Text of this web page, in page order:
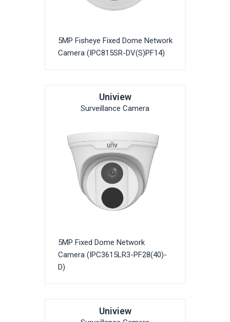
5MP Fisheye Fixed Dome Network
Camera (IPC815SR-DV(S)PF14)
Uniview
Surveillance Camera
5MP Fixed Dome Network
Camera (IPC3615LR3-PF28(40)-
D)
Uniview